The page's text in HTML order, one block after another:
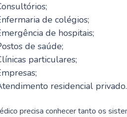
de colégios;
de hospitais;
de saúde;
particulares;
residencial privado.
precisa conhecer tanto os